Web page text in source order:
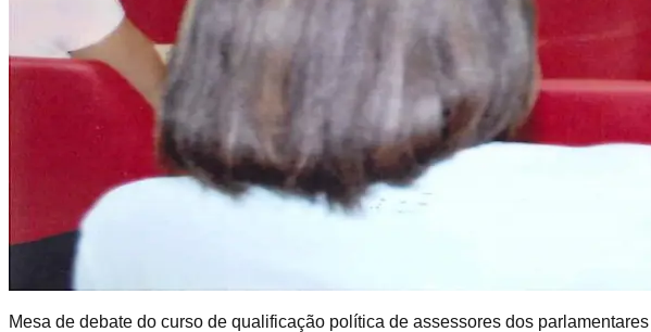
Mesa de debate do curso de qualificação política de assessores dos